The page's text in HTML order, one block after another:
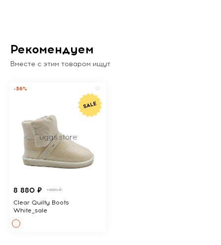
Рекомендуем
Вместе с этим товаром ищут
-36%
8 880 ₽ 13690 ₽
Clear Quilty Boots
White_sale